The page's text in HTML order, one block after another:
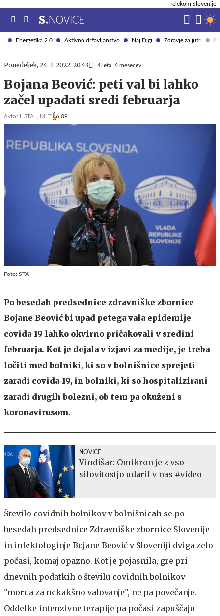
Energetika 2.0 Aktivno državljanstvo Naj Digi Zdravje za jutri
Telekom Slovenije
Ponedeljek, 24. 1. 2022, 20.43 4 leta, 6 mesecev
Bojana Beović: peti val bi lahko
začel upadati sredi februarja
Avtorji: STA ,, M. T. 6,09
Foto: STA
Po besedah predsednice zdravniške zbornice
Bojane Beović bi upad petega vala epidemije
covida-19 lahko okvirno pričakovali v sredini
februarja. Kot je dejala v izjavi za medije, je treba
ločiti med bolniki, ki so v bolnišnice sprejeti
zaradi covida-19, in bolniki, ki so hospitalizirani
zaradi drugih bolezni, ob tem pa okuženi s
koronavirusom.
NOVICE
Vindišar: Omikron je z vso
silovitostjo udaril v nas #video
Število covidnih bolnikov v bolnišnicah se po
besedah predsednice Zdravniške zbornice Slovenije
in infektologinje Bojane Beović v Sloveniji dviga zelo
počasi, komaj opazno. Kot je pojasnila, gre pri
dnevnih podatkih o številu covidnih bolnikov
"morda za nekakšno valovanje", ne pa povečanje.
Oddelke intenzivne terapije pa počasi zapuščajo